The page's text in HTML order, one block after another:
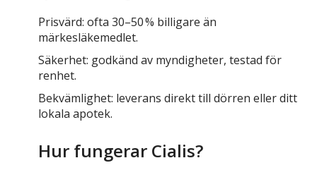
Prisvärd: ofta 30–50 % billigare än
märkesläkemedlet.
Säkerhet: godkänd av myndigheter, testad för
renhet.
Bekvämlighet: leverans direkt till dörren eller ditt
lokala apotek.
Hur fungerar Cialis?